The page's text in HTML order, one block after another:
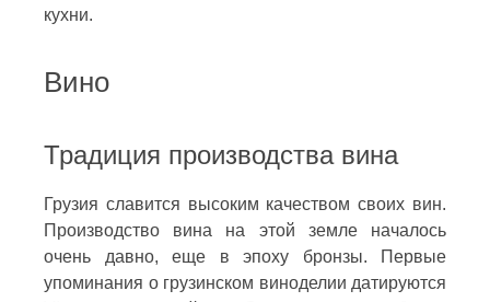
кухни.
Вино
Традиция производства вина
Грузия славится высоким качеством своих вин.
Производство вина на этой земле началось
очень давно, еще в эпоху бронзы. Первые
упоминания о грузинском виноделии датируются